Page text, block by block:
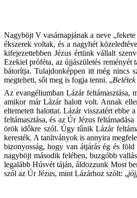
Nagyböjt V vasárnapjának a neve
ékszerek voltak, és a nagyhét
kifejezettebben Jézus értünk vállalt
Ezekiel próféta, az újjászületés reményét
bátorítja. Tulajdonképpen itt még nincs
megteheti, sőt meg is fogja tenni. „
Az evangéliumban Lázár feltámasztása,
amikor már Lázár halott volt. Annak
eltemetett halottat. Lázár visszatért ebbe
feltámasztása, és az Úr Jézus
örök időkre szól. Úgy tűnik Lázár
keresték. A tanítványok is annyira
bizonyosság, hogy van átjárás ég és
nagyböjt második felében, buzgóbb
legalább Húsvét táján, áldozzunk Most
szól az Úr Jézus, mint Lázárhoz szólt: „